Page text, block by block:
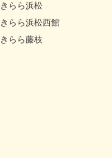
きらら浜松
きらら浜松西館
きらら藤枝